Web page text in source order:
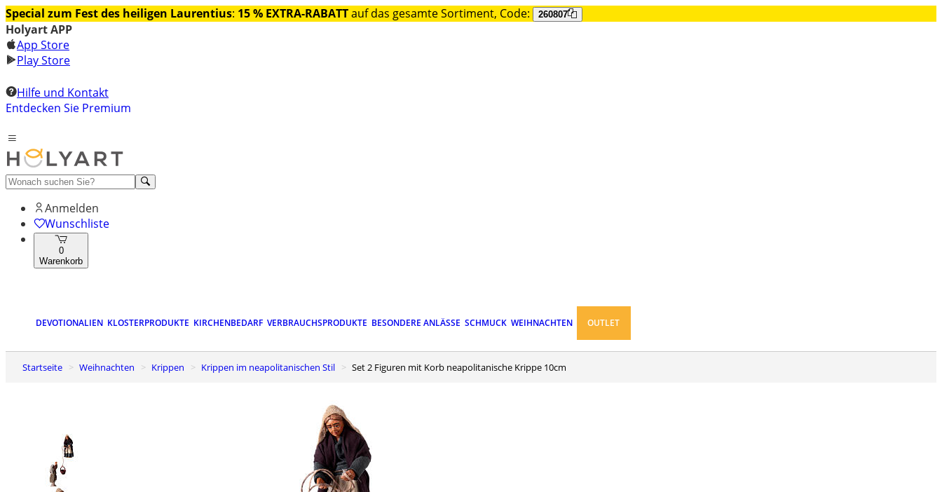
Special zum Fest des heiligen Laurentius: 15 % EXTRA-RABATTauf das gesamte Sortiment, Code: 260807
Holyart APP
App Store
Play Store
Hilfe und Kontakt
Entdecken Sie Premium
Anmelden
Wunschliste
0
Warenkorb
DEVOTIONALIEN KLOSTERPRODUKTE KIRCHENBEDARF VERBRAUCHSPRODUKTE BESONDERE ANLÄSSE SCHMUCK WEIHNACHTEN OUTLET
Startseite Weihnachten Krippen Krippen im neapolitanischen Stil Set 2 Figuren mit Korb neapolitanische Krippe 10cm